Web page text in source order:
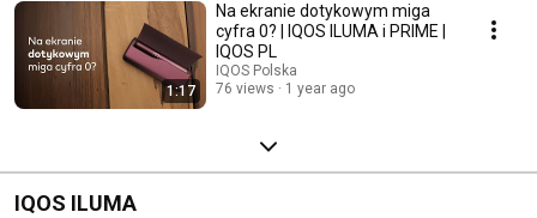
1:17
Na ekranie dotykowym miga
cyfra 0? | IQOS ILUMA i PRIME |
IQOS PL
IQOS Polska
76 views
1 year ago
IQOS ILUMA